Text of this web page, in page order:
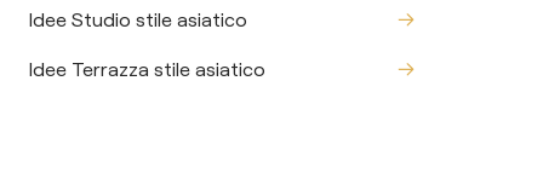
Idee Studio stile asiatico
Idee Terrazza stile asiatico